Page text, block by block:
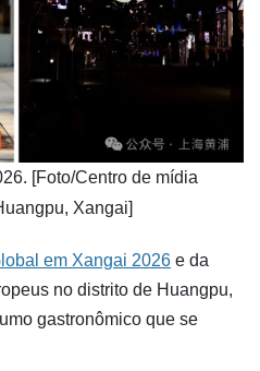
[Foto/Centro de mídia
Xangai]
em Xangai 2026 e da
no distrito de Huangpu,
gastronômico que se